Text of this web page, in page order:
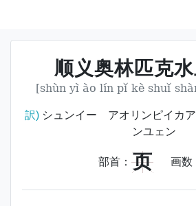
顺义奥林匹克
[shùn yì ào lín pǐ kè shuǐ
訳)シュンイー アオリンピイカ
ンユェン
部首： 页 画数